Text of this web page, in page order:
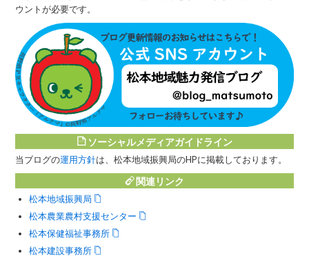
ウントが必要です。
ソーシャルメディアガイドライン
当ブログの運用方針は、松本地域振興局のHPに掲載しております。
関連リンク
松本地域振興局
松本農業農村支援センター
松本保健福祉事務所
松本建設事務所